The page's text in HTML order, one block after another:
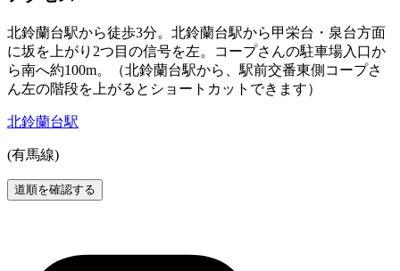
北鈴蘭台駅から徒歩3分。北鈴蘭台駅から甲栄台・泉台方面
に坂を上がり2つ目の信号を左。コープさんの駐車場入口か
ら南へ約100m。（北鈴蘭台駅から、駅前交番東側コープさ
ん左の階段を上がるとショートカットできます）
北鈴蘭台駅
(有馬線)
道順を確認する